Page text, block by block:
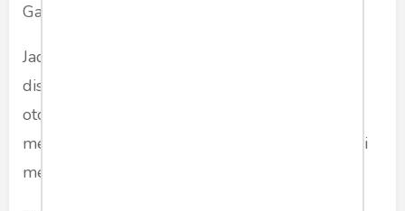
Ganjar tergolong dekat dengan NU.
Jadi drama kelincahan Cak Imin bermanuver,
disatu sisi membongkar wajah Prabowo yang
otoriter, dan disisi lain, Anies kembali
menampilkan wajah aslinya yang begitu piawai
memainkan jurus srigala berbulu domba.